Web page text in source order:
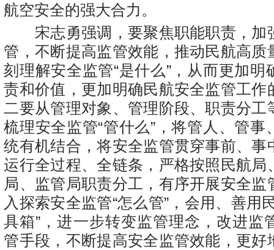
航空安全的强大合力。
宋志勇强调，要聚焦职能职责，加
管，不断提高监管效能，推动民航高质
刻理解安全监管“是什么”，从而更加明
责和价值，更加明确民航安全监管工作
二要从管理对象、管理阶段、职责分工
梳理安全监管“管什么”，将管人、管事
统有机结合，将安全监管贯穿事前、事
运行全过程、全链条，严格按照民航局
局、监管局职责分工，有序开展安全监
入探索安全监管“怎么管”，会用、善用
具箱”，进一步转变监管理念，改进监
管手段，不断提高安全监管效能，更好